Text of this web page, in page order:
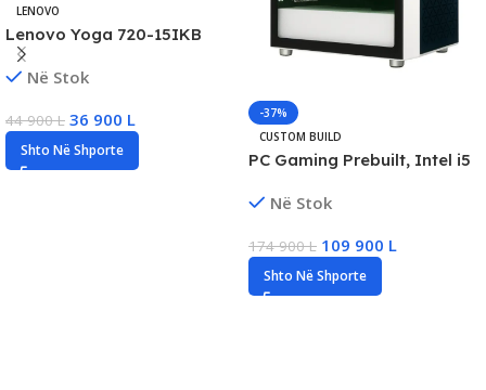
LENOVO
Lenovo Yoga 720-15IKB
x360 15.6″ FHD Touch
Laptop, Intel i7 Gen7, 8GB
Graphics 630
Në Stok
44 900L 36 900 L
Shto Në Shporte
-37%
CUSTOM BUILD
PC Gaming Prebuilt, Intel i5
NVMe, RTX 5050/8GB, New
Në Stok
174 900L 109 900 L
Shto Në Shporte